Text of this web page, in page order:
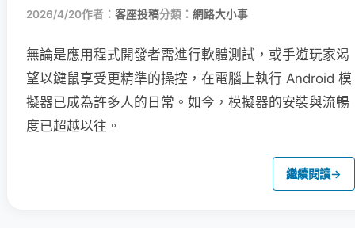
2026/4/20作者： 客座投稿分類： 網路大小事
無論是應用程式開發者需進行軟體測試，或手遊玩家渴
望以鍵鼠享受更精準的操控，在電腦上執行 Android 模
擬器已成為許多人的日常。如今，模擬器的安裝與流暢
度已超越以往。
繼續閱讀→